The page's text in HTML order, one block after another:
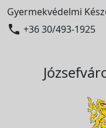
Gyermekvédelmi
 +36 30/493-1925